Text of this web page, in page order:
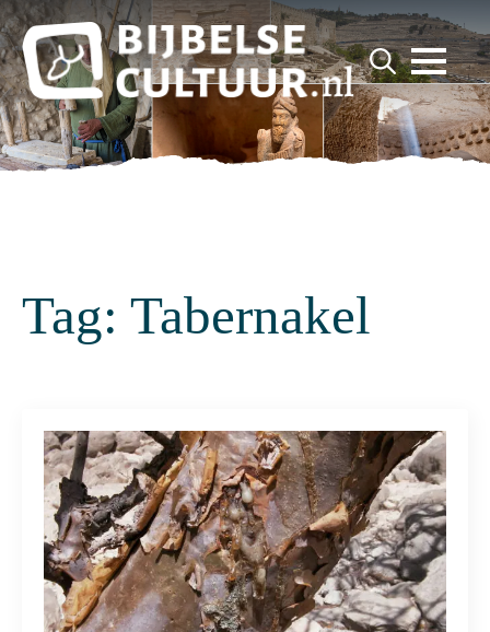
Search
for:
for:
Tag: Tabernakel